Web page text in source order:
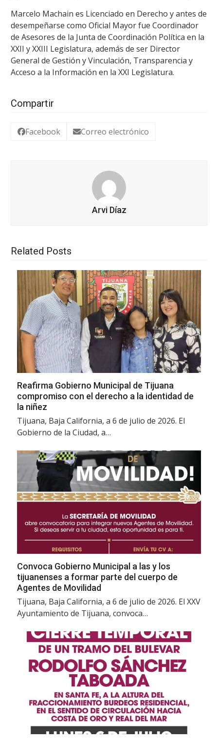
Marcelo Machain es Licenciado en Derecho y antes de
desempeñarse como Oficial Mayor fue Coordinador
de Asesores de la Junta de Coordinación Política en la
XXII y XXIII Legislatura, además de ser Director
General de Gestión y Vinculación, Transparencia y
Acceso a la Información en la XXI Legislatura.
Compartir
Facebook Correo electrónico
Arvi Díaz
Related Posts
Reafirma Gobierno Municipal de Tijuana
compromiso con el derecho a la identidad de
la niñez
Tijuana, Baja California, a 6 de julio de 2026. El
Gobierno de la Ciudad, a…
Convoca Gobierno Municipal a las y los
tijuanenses a formar parte del cuerpo de
Agentes de Movilidad
Tijuana, Baja California, a 6 de julio de 2026. El XXV
Ayuntamiento de Tijuana, convoca…